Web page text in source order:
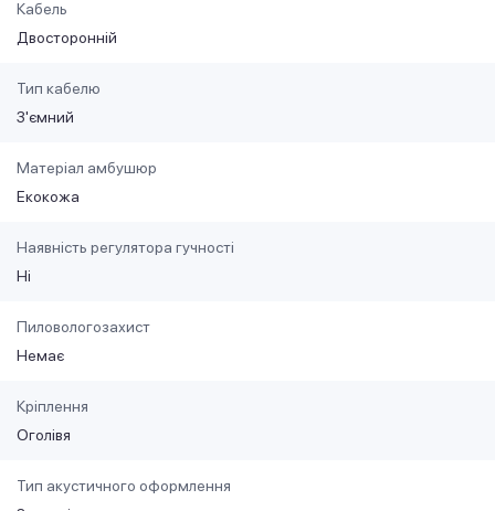
Кабель
Двосторонній
Тип кабелю
З'ємний
Матеріал амбушюр
Екокожа
Наявність регулятора гучності
Ні
Пиловологозахист
Немає
Кріплення
Оголівя
Тип акустичного оформлення